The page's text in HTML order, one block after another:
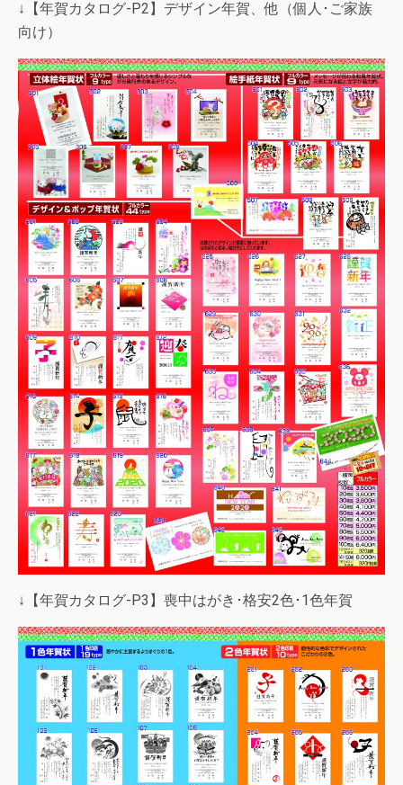
↓【年賀カタログ-P2】デザイン年賀、他（個人･ご家族
向け）
↓【年賀カタログ-P3】喪中はがき･格安2色･1色年賀